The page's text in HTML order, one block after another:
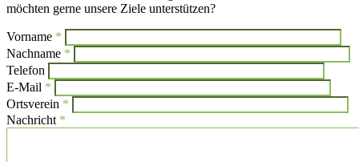
möchten gerne unsere Ziele unterstützen?
Vorname *
Nachname *
Telefon
Bitte
E-Mail *
Ortsverein *
Nachricht *